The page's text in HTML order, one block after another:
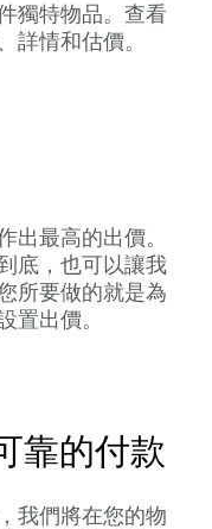
獨特物品。查看
詳情和估價。
出最高的出價。
底，也可以讓我
所要做的就是為
置出價。
靠的付款
我們將在您的物